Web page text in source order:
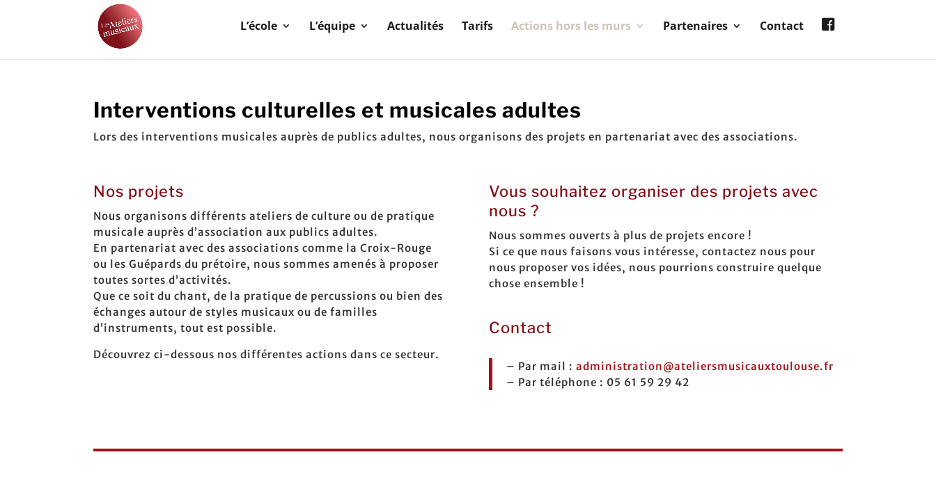
L’école L’équipe Actualités Tarifs Actions hors les murs Partenaires Contact
Interventions culturelles et musicales adultes
Lors des interventions musicales auprès de publics adultes, nous organisons des projets en partenariat avec des associations.
Nos projets
Nous organisons différents ateliers de culture ou de pratique
musicale auprès d’association aux publics adultes.
En partenariat avec des associations comme la Croix-Rouge
ou les Guépards du prétoire, nous sommes amenés à proposer
toutes sortes d’activités.
Que ce soit du chant, de la pratique de percussions ou bien des
échanges autour de styles musicaux ou de familles
d’instruments, tout est possible.
Découvrez ci-dessous nos différentes actions dans ce secteur.
Vous souhaitez organiser des projets avec
nous ?
Nous sommes ouverts à plus de projets encore !
Si ce que nous faisons vous intéresse, contactez nous pour
nous proposer vos idées, nous pourrions construire quelque
chose ensemble !
Contact
– Par mail : administration@ateliersmusicauxtoulouse.fr
– Par téléphone : 05 61 59 29 42